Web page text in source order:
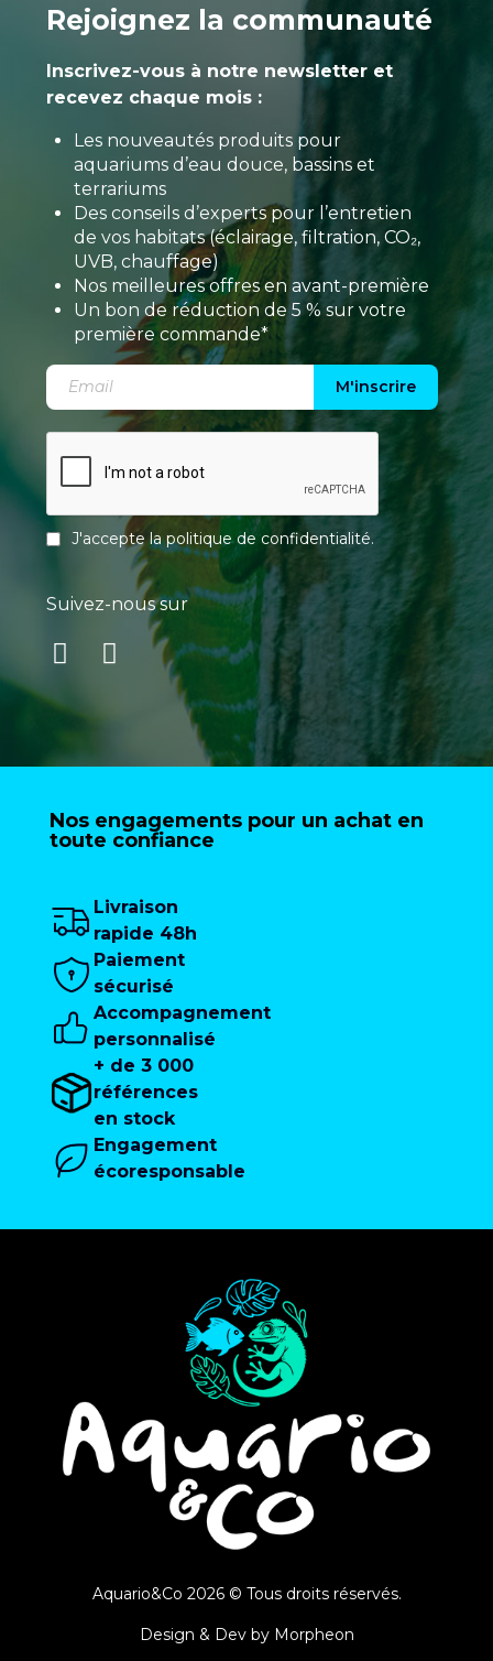
Rejoignez la communauté
Inscrivez-vous à notre newsletter et
recevez chaque mois :
Les nouveautés produits pour
aquariums d’eau douce, bassins et
terrariums
Des conseils d’experts pour l’entretien
de vos habitats (éclairage, filtration, CO₂,
UVB, chauffage)
Nos meilleures offres en avant-première
Un bon de réduction de 5 % sur votre
première commande*
M'inscrire
J'accepte lapolitique de confidentialité.
Suivez-nous sur
Nos engagements pour un achat en
toute confiance
Livraison
rapide 48h
Paiement
sécurisé
Accompagnement
personnalisé
+ de 3 000
références
en stock
Engagement
écoresponsable
Aquario&Co 2026 © Tous droits réservés.
Design & Dev by Morpheon